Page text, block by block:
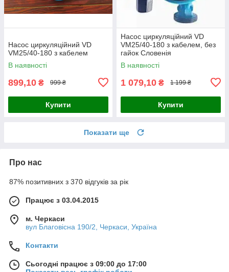
Насос циркуляційний VD
VM25/40-180 з кабелем
В наявності
899,10 ₴ 999 ₴
Купити
Насос циркуляційний VD
VM25/40-180 з кабелем, без
гайок Словенія
В наявності
1 079,10 ₴ 1 199 ₴
Купити
Показати ще
Про нас
87% позитивних з 370 відгуків за рік
Працює з 03.04.2015
м. Черкаси
вул Благовісна 190/2, Черкаси, Україна
Контакти
Сьогодні працює з 09:00 до 17:00